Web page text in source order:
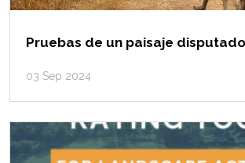
Pruebas de un paisaje
03 Sep 2024